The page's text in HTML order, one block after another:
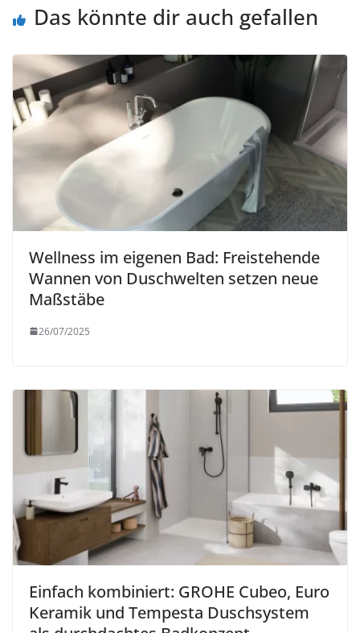
Das könnte dir auch gefallen
Wellness im eigenen Bad: Freistehende
Wannen von Duschwelten setzen neue
Maßstäbe
26/07/2025
Einfach kombiniert: GROHE Cubeo, Euro
Keramik und Tempesta Duschsystem